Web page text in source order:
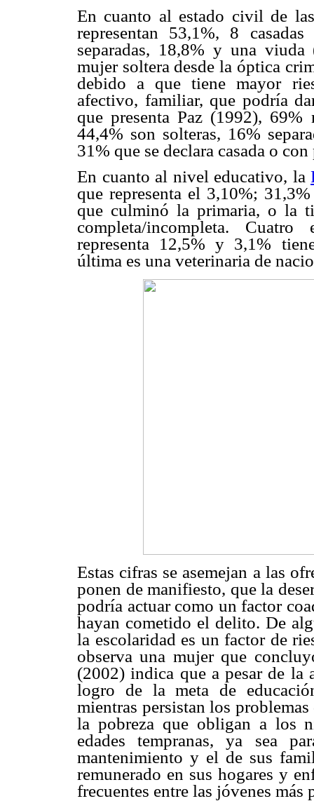
En cuanto al estado civil de
representan 53,1%, 8
separadas, 18,8% y una
mujer soltera desde la óptica
debido a que tiene mayor
afectivo, familiar, que podría
que presenta Paz (1992),
44,4% son solteras, 16%
31% que se declara casada o con
En cuanto al nivel educativo, la
que representa el 3,10%;
que culminó la primaria, o la
completa/incompleta. Cuatro
representa 12,5% y 3,1%
última es una veterinaria de
Estas cifras se asemejan a las
ponen de manifiesto, que la
podría actuar como un factor
hayan cometido el delito. De
la escolaridad es un factor de
observa una mujer que
(2002) indica que a pesar de la
logro de la meta de
mientras persistan los
la pobreza que obligan a los
edades tempranas, ya sea
mantenimiento y el de sus
remunerado en sus hogares y
frecuentes entre las jóvenes más